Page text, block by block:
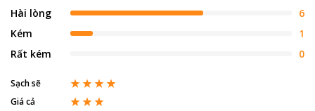
Hài lòng
6
Kém
1
Rất kém
0
Sạch sẽ
Giá cả